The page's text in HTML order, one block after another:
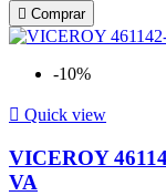
 Comprar
-10%
 Quick view
VICEROY
VA